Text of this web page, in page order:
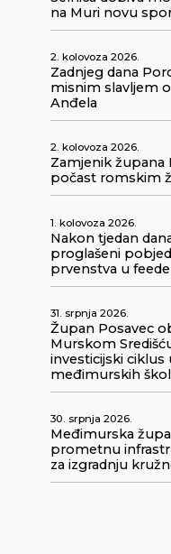
na Muri novu
2. kolovoza 2026.
Zadnjeg dana
misnim slavljem
Anđela
2. kolovoza 2026.
Zamjenik župana
počast romskim
1. kolovoza 2026.
Nakon tjedan
proglašeni
prvenstva u
31. srpnja 2026.
Župan Posavec
Murskom
investicijski ciklus
međimurskih
30. srpnja 2026.
Međimurska
prometnu
za izgradnju